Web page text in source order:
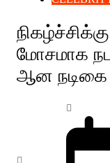
மோசமாக
ஆன நடிகை